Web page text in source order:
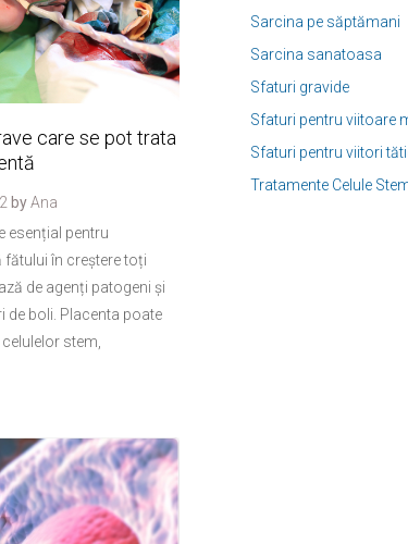
Sarcina pe săptămani
Sarcina sanatoasa
Sfaturi gravide
Sfaturi pentru viitoare
Sfaturi pentru viitori
Tratamente Celule
care se pot trata
byAna
esențial pentru
în creștere toți
de agenți patogeni și
de boli. Placenta poate
stem,